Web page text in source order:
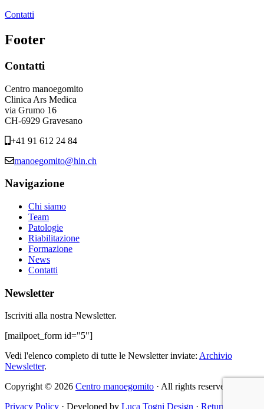
Contatti
Footer
Contatti
Centro manoegomito
Clinica Ars Medica
via Grumo 16
CH-6929 Gravesano
+41 91 612 24 84
manoegomito@hin.ch
Navigazione
Chi siamo
Team
Patologie
Riabilitazione
Formazione
News
Contatti
Newsletter
Iscriviti alla nostra Newsletter.
[mailpoet_form id="5"]
Vedi l'elenco completo di tutte le Newsletter inviate: Archivio
Newsletter.
Copyright © 2026 Centro manoegomito · All rights reserved
Privacy Policy · Developed by Luca Togni Design · Return to top